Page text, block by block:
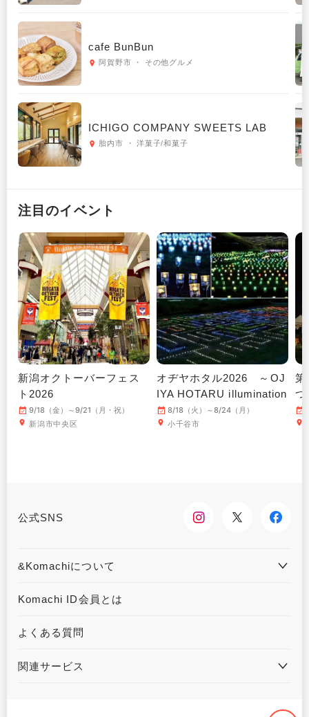
cafe BunBun
阿賀野市 ・ その他グルメ
ICHIGO COMPANY SWEETS LAB
胎内市 ・ 洋菓子/和菓子
注目のイベント
新潟オクトーバーフェス
ト2026
9/18（金）～9/21（月・祝）
新潟市中央区
オヂヤホタル2026 ～OJ
IYA HOTARU illumination
～ 8/18（火）～8/24（月）
小千谷市
第
つ
公式SNS
&Komachiについて
&Komachiとは
Komachi ID会員とは
よくある質問
関連サービス